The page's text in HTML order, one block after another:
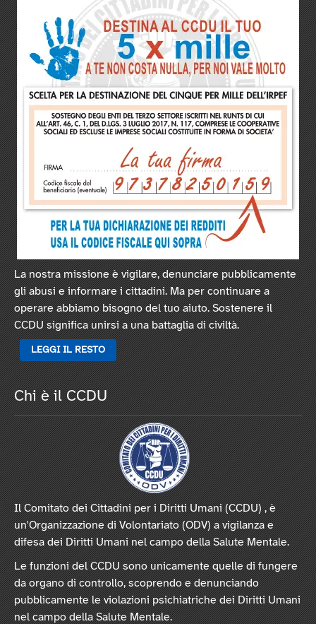
La nostra missione è vigilare, denunciare pubblicamente
gli abusi e informare i cittadini. Ma per continuare a
operare abbiamo bisogno del tuo aiuto. Sostenere il
CCDU significa unirsi a una battaglia di civiltà.
LEGGI IL RESTO
Chi è il CCDU
Il Comitato dei Cittadini per i Diritti Umani (CCDU) , è
un'Organizzazione di Volontariato (ODV) a vigilanza e
difesa dei Diritti Umani nel campo della Salute Mentale.
Le funzioni del CCDU sono unicamente quelle di fungere
da organo di controllo, scoprendo e denunciando
pubblicamente le violazioni psichiatriche dei Diritti Umani
nel campo della Salute Mentale.